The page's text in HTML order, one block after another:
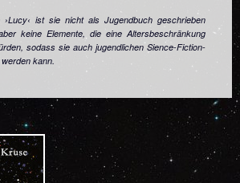
ist sie nicht als Jugendbuch geschrieben
keine Elemente, die eine Altersbeschränkung
sodass sie auch jugendlichen Sience-Fiction-
kann.